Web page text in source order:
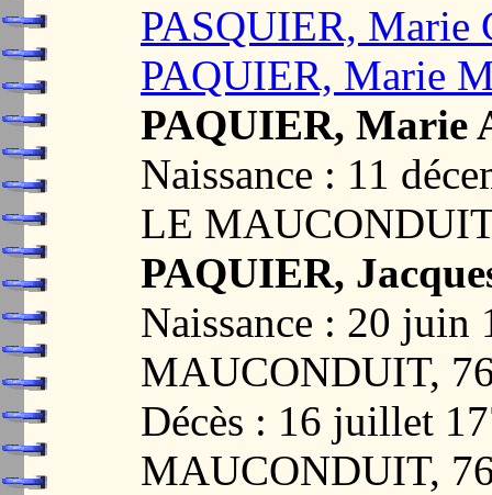
PASQUIER, Marie
PAQUIER, Marie
PAQUIER, Marie
Naissance : 11
LE
PAQUIER,
Naissance : 20 juin
MAUCONDUIT,
Décès : 16 juillet
MAUCONDUIT,